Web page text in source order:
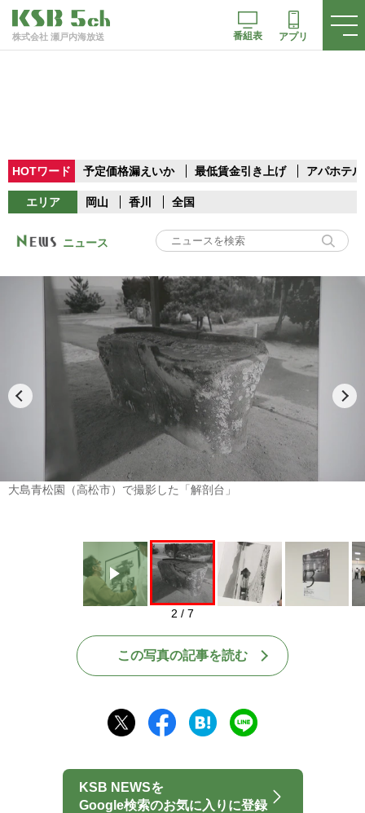
株式会社 瀬戸内海放送 番組表 アプリ
HOTワード 予定価格漏えいか 最低賃金引き上げ アパホテル
エリア 岡山 香川 全国
ニュース
Play
大島青松園（高松市）で撮影した「解剖台」
2 / 7
この写真の記事を読む
KSB NEWSを
Google検索のお気に入りに登録